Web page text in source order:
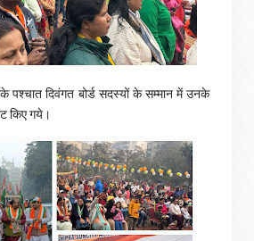
पश्चात दिवंगत बोर्ड सदस्यों के सम्मान में उनके
किए गये।